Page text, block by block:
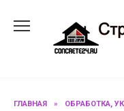
содержанию
ГЛАВНАЯ » ОБРАБОТКА,